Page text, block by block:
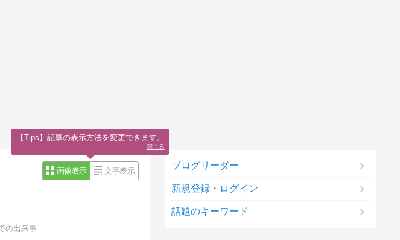
画像表示 文字表示
の出来事
ブログリーダー
新規登録・ログイン
話題のキーワード
【Tips】記事の表示方法を変更できます。
閉じる